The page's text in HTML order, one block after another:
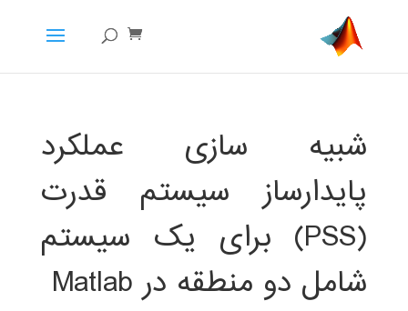
شبیه سازی عملکرد
پایدارساز سیستم قدرت
(PSS) برای یک سیستم
شامل دو منطقه در Matlab